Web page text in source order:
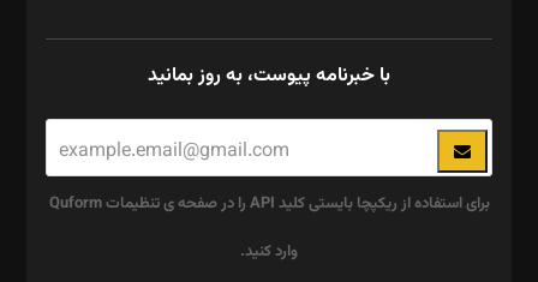
با خبرنامه پیوست، به روز بمانید
برای استفاده از ریکپچا بایستی کلید API را در صفحه ی تنظیمات Quform
وارد کنید.